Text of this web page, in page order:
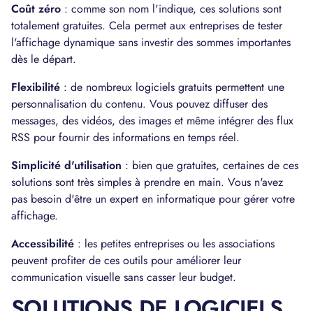
Coût zéro : comme son nom l'indique, ces solutions sont
totalement gratuites. Cela permet aux entreprises de tester
l'affichage dynamique sans investir des sommes importantes
dès le départ.
Flexibilité : de nombreux logiciels gratuits permettent une
personnalisation du contenu. Vous pouvez diffuser des
messages, des vidéos, des images et même intégrer des flux
RSS pour fournir des informations en temps réel.
Simplicité d'utilisation : bien que gratuites, certaines de ces
solutions sont très simples à prendre en main. Vous n'avez
pas besoin d'être un expert en informatique pour gérer votre
affichage.
Accessibilité : les petites entreprises ou les associations
peuvent profiter de ces outils pour améliorer leur
communication visuelle sans casser leur budget.